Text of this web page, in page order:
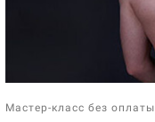
Мастер-класс без оплаты